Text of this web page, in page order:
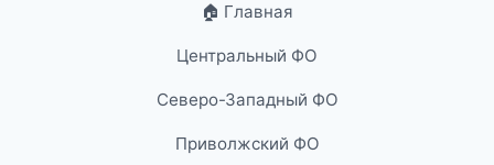
🏠 Главная
Центральный ФО
Северо-Западный ФО
Приволжский ФО